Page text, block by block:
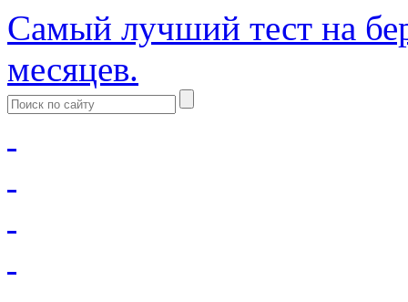
Самый лучший тест на
месяцев.